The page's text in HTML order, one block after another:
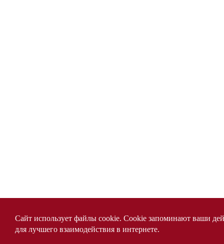
Сайт использует файлы cookie. Cookie запоминают ваши
для лучшего взаимодействия в интернете.